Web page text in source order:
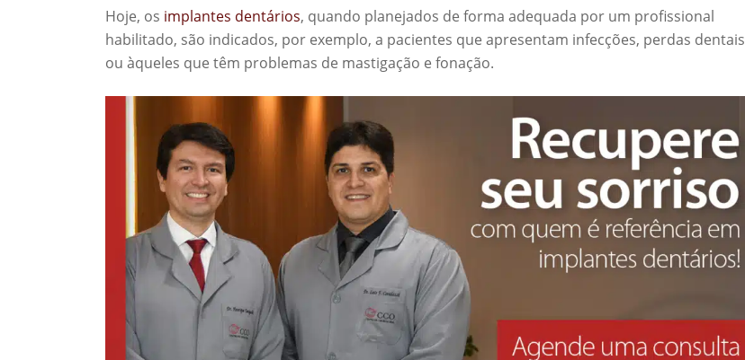
Hoje, os implantes dentários, quando planejados de forma adequada por um profissional
habilitado, são indicados, por exemplo, a pacientes que apresentam infecções, perdas dentais
ou àqueles que têm problemas de mastigação e fonação.